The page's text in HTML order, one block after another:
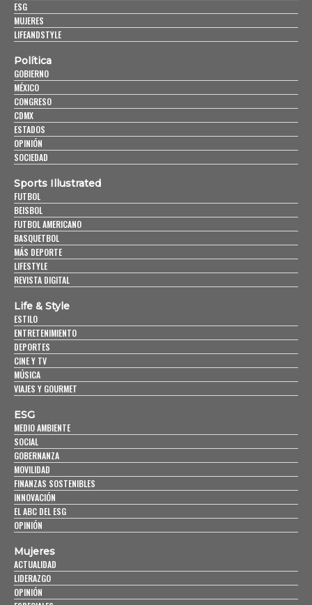
ESG
MUJERES
LIFEANDSTYLE
Política
GOBIERNO
MÉXICO
CONGRESO
CDMX
ESTADOS
OPINIÓN
SOCIEDAD
Sports Illustrated
FUTBOL
BEISBOL
FUTBOL AMERICANO
BASQUETBOL
MÁS DEPORTE
LIFESTYLE
REVISTA DIGITAL
Life & Style
ESTILO
ENTRETENIMIENTO
DEPORTES
CINE Y TV
MÚSICA
VIAJES Y GOURMET
ESG
MEDIO AMBIENTE
SOCIAL
GOBERNANZA
MOVILIDAD
FINANZAS SOSTENIBLES
INNOVACIÓN
EL ABC DEL ESG
OPINIÓN
Mujeres
ACTUALIDAD
LIDERAZGO
OPINIÓN